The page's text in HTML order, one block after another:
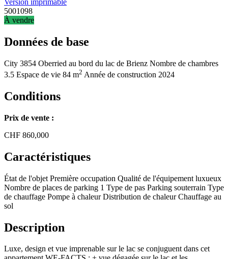
5001098
À vendre
Données de base
City 3854 Oberried au bord du lac de Brienz Nombre de chambres
3.5 Espace de vie 84 m2 Année de construction 2024
Conditions
Prix de vente :
CHF 860,000
Caractéristiques
État de l'objet Première occupation Qualité de l'équipement luxueux
Nombre de places de parking 1 Type de pas Parking souterrain Type
de chauffage Pompe à chaleur Distribution de chaleur Chauffage au
sol
Description
Luxe, design et vue imprenable sur le lac se conjuguent dans cet